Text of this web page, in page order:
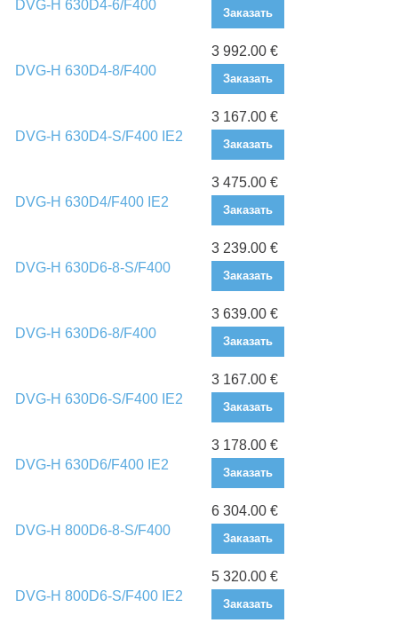
DVG-H 630D4-6/F400
Заказать
DVG-H 630D4-8/F400
3 992.00 €
Заказать
DVG-H 630D4-S/F400 IE2
3 167.00 €
Заказать
DVG-H 630D4/F400 IE2
3 475.00 €
Заказать
DVG-H 630D6-8-S/F400
3 239.00 €
Заказать
DVG-H 630D6-8/F400
3 639.00 €
Заказать
DVG-H 630D6-S/F400 IE2
3 167.00 €
Заказать
DVG-H 630D6/F400 IE2
3 178.00 €
Заказать
DVG-H 800D6-8-S/F400
6 304.00 €
Заказать
DVG-H 800D6-S/F400 IE2
5 320.00 €
Заказать